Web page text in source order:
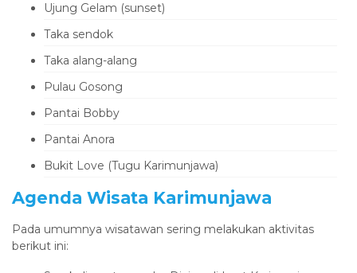
Ujung Gelam (sunset)
Taka sendok
Taka alang-alang
Pulau Gosong
Pantai Bobby
Pantai Anora
Bukit Love (Tugu Karimunjawa)
Agenda Wisata Karimunjawa
Pada umumnya wisatawan sering melakukan aktivitas
berikut ini: